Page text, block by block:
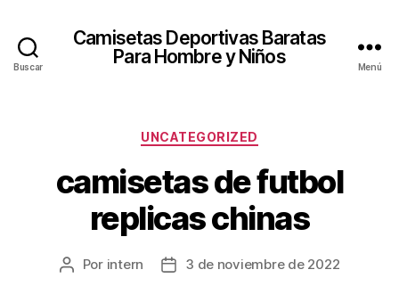
Buscar
Camisetas Deportivas Baratas
Para Hombre y Niños
Menú
Categorías
UNCATEGORIZED
camisetas de futbol
replicas chinas
Autor
Por intern
Fecha3 de noviembre de 2022